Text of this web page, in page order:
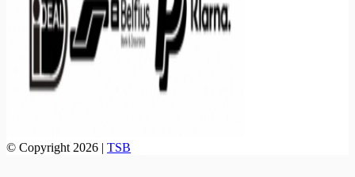
© Copyright 2026 | TSB